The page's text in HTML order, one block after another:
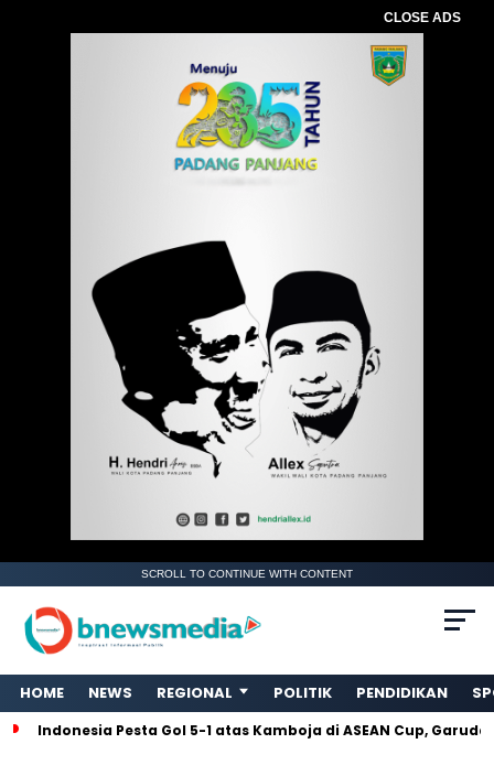
CLOSE ADS
SCROLL TO CONTINUE WITH CONTENT
HOME NEWS REGIONAL POLITIK PENDIDIKAN
Indonesia Pesta Gol 5-1 atas Kamboja di ASEAN Cup,